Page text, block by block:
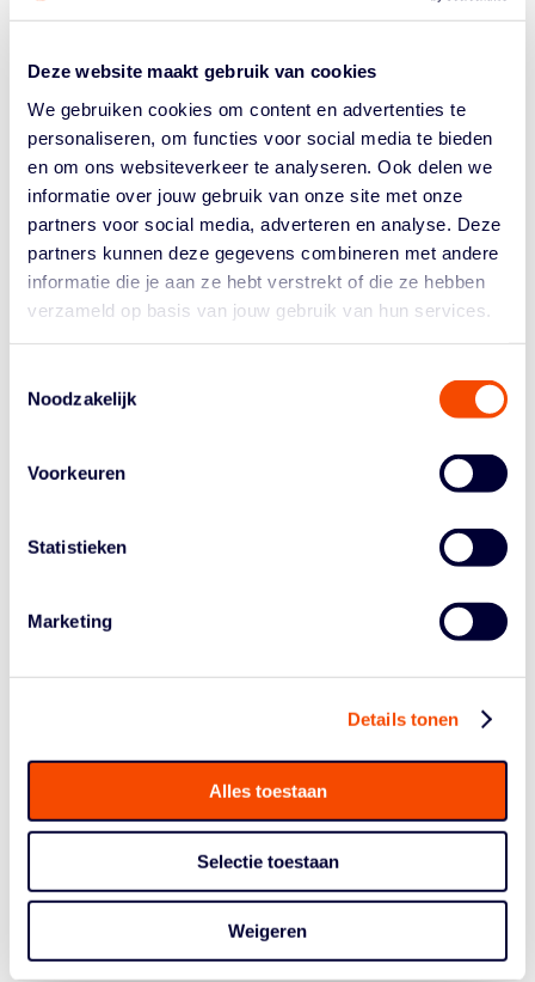
Deze website maakt gebruik van cookies
We gebruiken cookies om content en advertenties te
personaliseren, om functies voor social media te bieden
en om ons websiteverkeer te analyseren. Ook delen we
informatie over jouw gebruik van onze site met onze
partners voor social media, adverteren en analyse. Deze
partners kunnen deze gegevens combineren met andere
informatie die je aan ze hebt verstrekt of die ze hebben
verzameld op basis van jouw gebruik van hun services.
Noodzakelijk
Voorkeuren
Statistieken
Marketing
Details tonen
Alles toestaan
Selectie toestaan
Weigeren
kampioenschap gespeeld, gunstig voor ons. Voor een
meiden veel met elkaar hebben gespeeld. Die hebben al
een bepaalde
chemistry
Ook over de voorbereiding van zijn team is Van Kampen
te spreken. "We hebben kunnen doen wat we wilden
doen en zijn naar Luxemburg, Tsjechië en Denemarken
geweest. In Luxemburg hebben we tegen Portugal
geoefend, een A-Land. Van Tsjechië, dat ook in de A-
divisie uitkomt, hebben we twee keer nipt verloren en
van A-land Denemarken zelfs twee keer ruim
duidelijk progressie zichtbaar. We zijn geen team dat op
één of twee speelsters kan leunen, zo goed zijn we niet.
zal z'n ego op zij moeten zetten."
Orange Lions VU20 en VU18 bij hun EK's, zijn
speelsters veel druk op de bal zullen ondervinden. "De
turnovers beperken, dat is absoluut een aandachtspunt
geweest en dat blijft het. In het begin van de
wedstrijd, aan het einde nog maar de helft. We hebben
daar als staf veel aandacht aan besteed. Het is iets dat
het naïviteit. We hebben het talent, kunnen fysiek mee,
maar we moeten wat meer waarde aan balbezit
hechten, vooral onder druk. Daarin kunnen we slimmer
Over de kansen van zijn ploeg zegt Van Kampen. "Om
in de kwartfinales te komen moet je eerste of tweede
worden in de groep. Van de Bosniërs en de Noord-